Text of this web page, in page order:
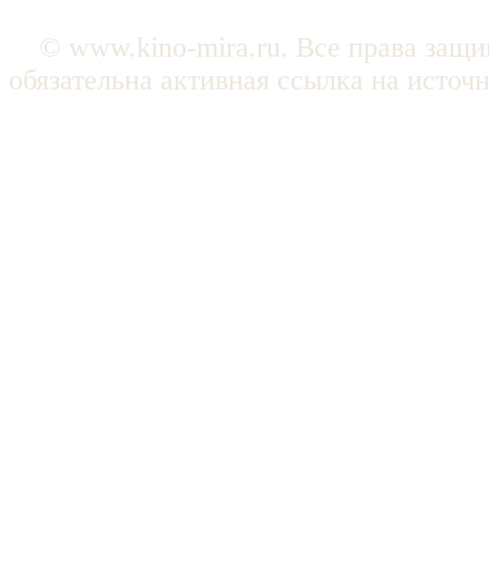
© www.kino-mira.ru. Все права
обязательна активная ссылка на